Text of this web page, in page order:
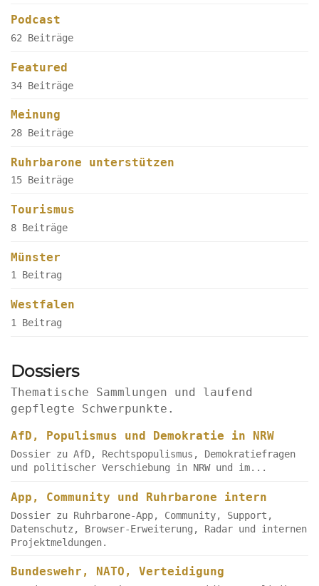
Podcast
62 Beiträge
Featured
34 Beiträge
Meinung
28 Beiträge
Ruhrbarone unterstützen
15 Beiträge
Tourismus
8 Beiträge
Münster
1 Beitrag
Westfalen
1 Beitrag
Dossiers
Thematische Sammlungen und laufend
gepflegte Schwerpunkte.
AfD, Populismus und Demokratie in NRW
Dossier zu AfD, Rechtspopulismus, Demokratiefragen
und politischer Verschiebung in NRW und im...
App, Community und Ruhrbarone intern
Dossier zu Ruhrbarone-App, Community, Support,
Datenschutz, Browser-Erweiterung, Radar und internen
Projektmeldungen.
Bundeswehr, NATO, Verteidigung